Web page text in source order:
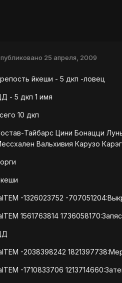
25 апреля, 2009
йкеши - 5 дкп -ловец
- 5 дкп 1 имя
10 дкп
Тайбарс Цини Бонацци
Вальхивия Карузо
-1326023752 -
1561763814
-2038398242
-1710833706